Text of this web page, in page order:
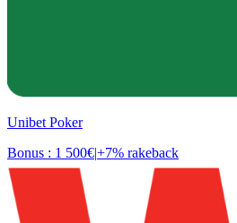
Unibet Poker
Bonus : 1 500€|+7% rakeback